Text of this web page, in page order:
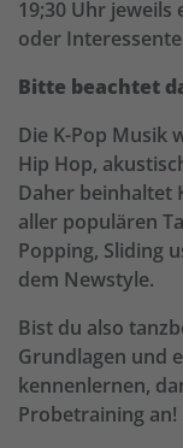
19;30 Uhr
oder
Bitte beachtet
Die K-Pop Musik
Hip Hop,
Daher beinhaltet
aller populären
Popping, Sliding
dem Newstyle.
Bist du also
Grundlagen und
kennenlernen,
Probetraining an!